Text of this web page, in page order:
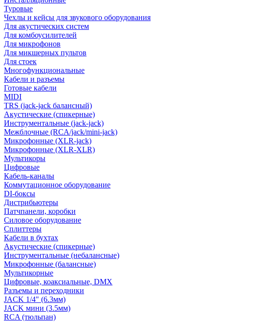
Туровые
Чехлы и кейсы для звукового оборудования
Для акустических систем
Для комбоусилителей
Для микрофонов
Для микшерных пультов
Для стоек
Многофункциональные
Кабели и разъемы
Готовые кабели
MIDI
TRS (jack-jack балансный)
Акустические (спикерные)
Инструментальные (jack-jack)
Межблочные (RCA/jack/mini-jack)
Микрофонные (XLR-jack)
Микрофонные (XLR-XLR)
Мультикоры
Цифровые
Кабель-каналы
Коммутационное оборудование
DI-боксы
Дистрибьютеры
Патчпанели, коробки
Силовое оборудование
Сплиттеры
Кабели в бухтах
Акустические (спикерные)
Инструментальные (небалансные)
Микрофонные (балансные)
Мультикорные
Цифровые, коаксиальные, DMX
Разъемы и переходники
JACK 1/4" (6.3мм)
JACK мини (3.5мм)
RCA (тюльпан)